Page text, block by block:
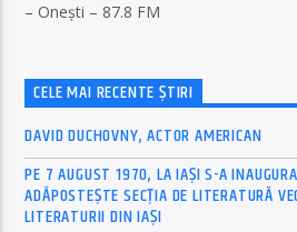
– Onești – 87.8 FM
CELE MAI RECENTE ȘTIRI
DAVID DUCHOVNY, ACTOR AMERICAN
PE 7 AUGUST 1970, LA IAŞI S-A
ADĂPOSTEŞTE SECŢIA DE LITERATURĂ
LITERATURII DIN IAŞI